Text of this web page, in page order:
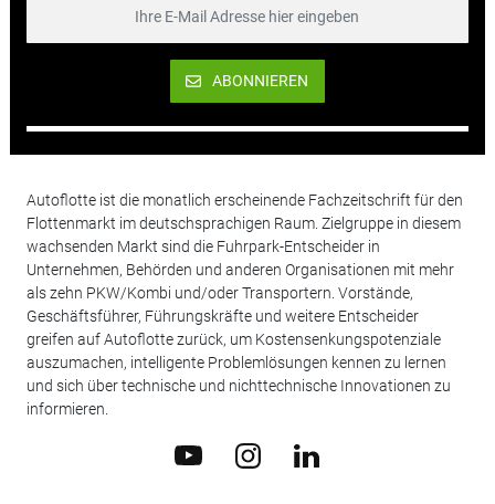
ABONNIEREN
Autoflotte ist die monatlich erscheinende Fachzeitschrift für den
Flottenmarkt im deutschsprachigen Raum. Zielgruppe in diesem
wachsenden Markt sind die Fuhrpark-Entscheider in
Unternehmen, Behörden und anderen Organisationen mit mehr
als zehn PKW/Kombi und/oder Transportern. Vorstände,
Geschäftsführer, Führungskräfte und weitere Entscheider
greifen auf Autoflotte zurück, um Kostensenkungspotenziale
auszumachen, intelligente Problemlösungen kennen zu lernen
und sich über technische und nichttechnische Innovationen zu
informieren.